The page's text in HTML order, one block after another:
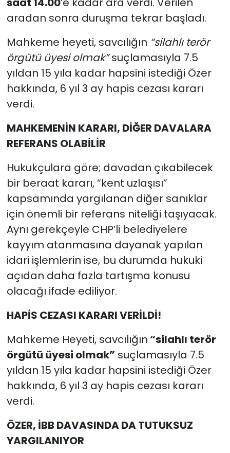
aradan sonra duruşma tekrar başladı.
Mahkeme heyeti, savcılığın “silahlı terör
örgütü üyesi olmak”suçlamasıyla 7.5
yıldan 15 yıla kadar hapsini istediği Özer
hakkında, 6 yıl 3 ay hapis cezası kararı
verdi.
MAHKEMENİN KARARI, DİĞER DAVALARA
REFERANS OLABİLİR
Hukukçulara göre; davadan çıkabilecek
bir beraat kararı, “kent uzlaşısı”
kapsamında yargılanan diğer sanıklar
için önemli bir referans niteliği taşıyacak.
Aynı gerekçeyle CHP’li belediyelere
kayyım atanmasına dayanak yapılan
idari işlemlerin ise, bu durumda hukuki
açıdan daha fazla tartışma konusu
olacağı ifade ediliyor.
HAPİS CEZASI KARARI VERİLDİ!
Mahkeme Heyeti, savcılığın “silahlı terör
örgütü üyesi olmak” suçlamasıyla 7.5
yıldan 15 yıla kadar hapsini istediği Özer
hakkında, 6 yıl 3 ay hapis cezası kararı
verdi.
ÖZER, İBB DAVASINDA DA TUTUKSUZ
YARGILANIYOR